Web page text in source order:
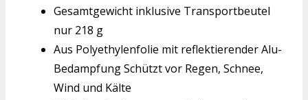
Gesamtgewicht inklusive Transportbeutel
nur 218 g
Aus Polyethylenfolie mit reflektierender Alu-
Bedampfung Schützt vor Regen, Schnee,
Wind und Kälte